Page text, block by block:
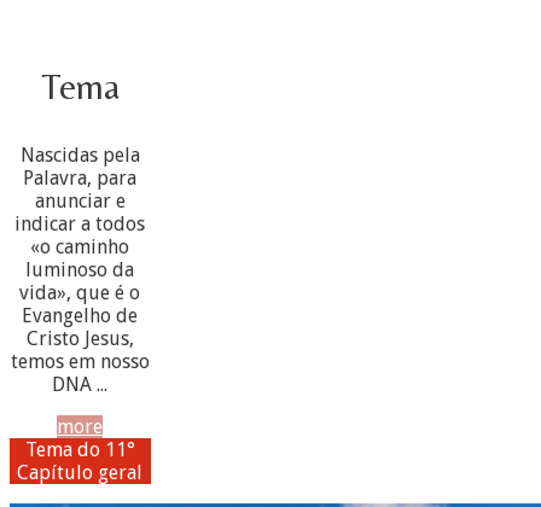
Tema
Nascidas pela
Palavra, para
anunciar e
indicar a todos
«o caminho
luminoso da
vida», que é o
Evangelho de
Cristo Jesus,
temos em nosso
DNA ...
more
Tema do 11°
Capítulo geral